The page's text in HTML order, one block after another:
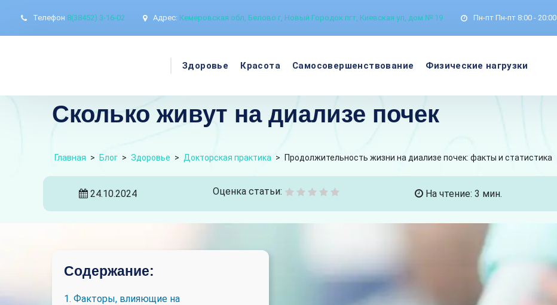
Телефон 8(38452) 3-16-02 Адрес: Кемеровская обл, Белово г, Новый Городок пгт, Киевская ул, дом № 19 Пн-пт Пн-пт 8:00 - 20:00
Здоровье Красота Самосовершенствование Физические нагрузки
Сколько живут на диализе почек
Главная > Блог > Здоровье > Докторская практика > Продолжительность жизни на диализе почек: факты и статистика
24.10.2024 Оценка статьи: На чтение: 3 мин.
Содержание:
1. Факторы, влияющие на